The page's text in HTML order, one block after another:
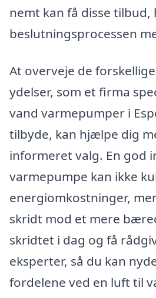
nemt kan få disse
beslutningsprocessen
At overveje de
ydelser, som et firma
vand varmepumper i
tilbyde, kan hjælpe dig
informeret valg. En god
varmepumpe kan ikke
energiomkostninger,
skridt mod et mere
skridtet i dag og få
eksperter, så du kan
fordelene ved en luft til